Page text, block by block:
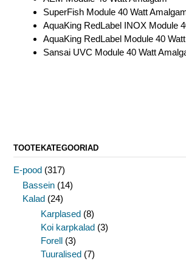
SuperFish Module 40 Watt
AquaKing RedLabel INOX Module
AquaKing RedLabel Module 40
Sansai UVC Module 40 Watt
TOOTEKATEGOORIAD
E-pood (317)
Bassein (14)
Kalad (24)
Karplased (8)
Koi karpkalad (3)
Forell (3)
Tuuralised (7)